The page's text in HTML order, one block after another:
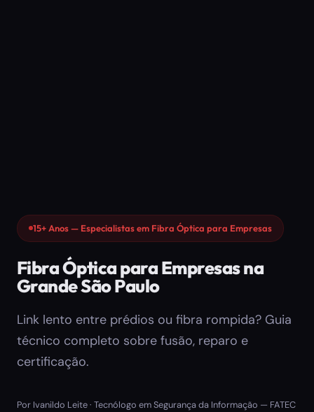
15+ Anos — Especialistas em Fibra Óptica para Empresas
Fibra Óptica para Empresas na
Grande São Paulo
Link lento entre prédios ou fibra rompida? Guia
técnico completo sobre fusão, reparo e
certificação.
Por Ivanildo Leite· Tecnólogo em Segurança da Informação — FATEC